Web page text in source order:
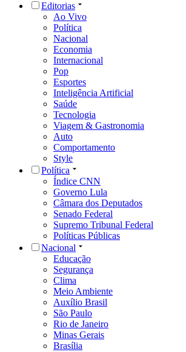
Editorias
Ao Vivo
Política
Nacional
Economia
Internacional
Pop
Esportes
Inteligência Artificial
Saúde
Tecnologia
Viagem & Gastronomia
Auto
Comportamento
Style
Política
Índice CNN
Governo Lula
Câmara dos Deputados
Senado Federal
Supremo Tribunal Federal
Políticas Públicas
Nacional
Educação
Segurança
Clima
Meio Ambiente
Auxílio Brasil
São Paulo
Rio de Janeiro
Minas Gerais
Brasília